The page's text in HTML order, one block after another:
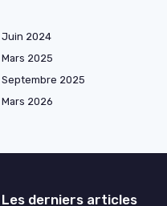
Juin 2024
Mars 2025
Septembre 2025
Mars 2026
Les derniers articles